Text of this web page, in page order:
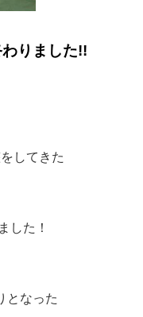
りました!!
してきた
した！
となった